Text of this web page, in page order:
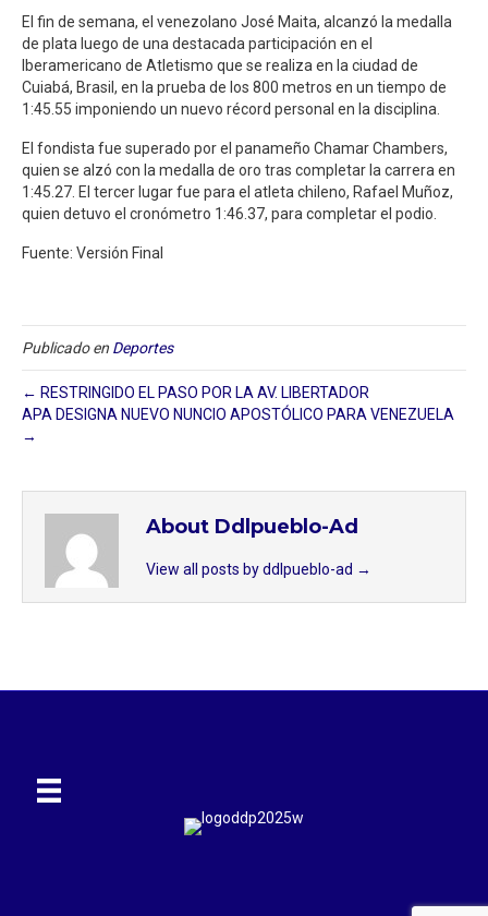
El fin de semana, el venezolano José Maita, alcanzó la medalla
de plata luego de una destacada participación en el
Iberamericano de Atletismo que se realiza en la ciudad de
Cuiabá, Brasil, en la prueba de los 800 metros en un tiempo de
1:45.55 imponiendo un nuevo récord personal en la disciplina.
El fondista fue superado por el panameño Chamar Chambers,
quien se alzó con la medalla de oro tras completar la carrera en
1:45.27. El tercer lugar fue para el atleta chileno, Rafael Muñoz,
quien detuvo el cronómetro 1:46.37, para completar el podio.
Fuente: Versión Final
Publicado en Deportes
← RESTRINGIDO EL PASO POR LA AV. LIBERTADOR
APA DESIGNA NUEVO NUNCIO APOSTÓLICO PARA VENEZUELA
→
About Ddlpueblo-Ad
View all posts by ddlpueblo-ad →